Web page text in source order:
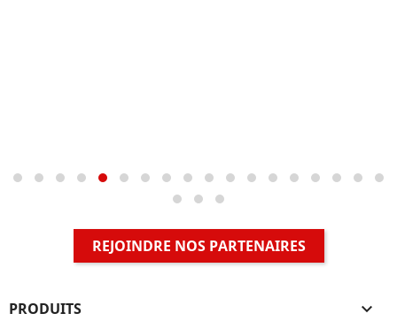
REJOINDRE NOS PARTENAIRES
PRODUITS 